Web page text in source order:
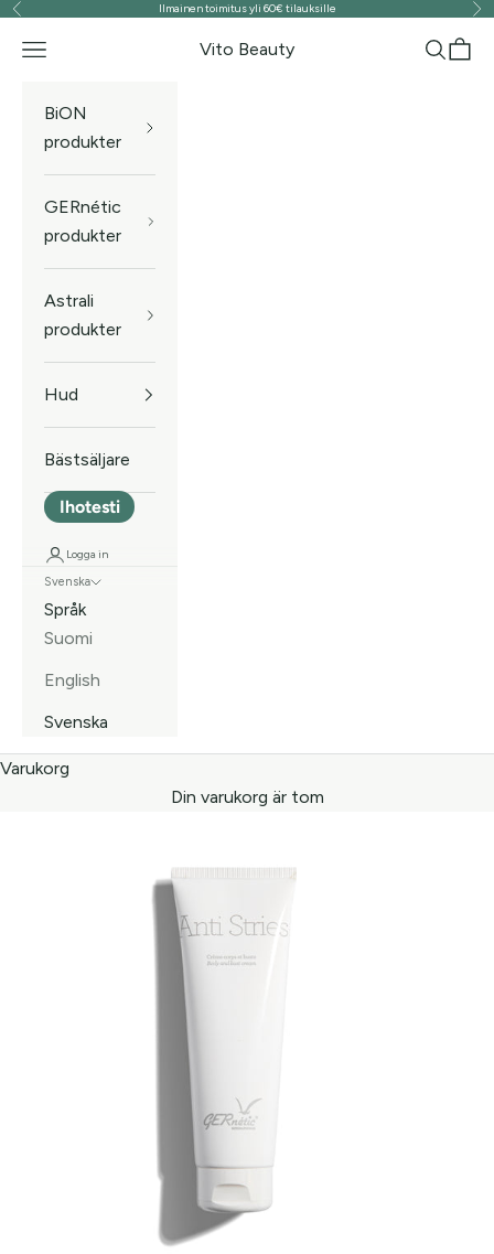
Hoppa till innehållet
Föregående Ilmainen toimitus yli 60€ tilauksille
Vito Beauty
Meny Sök
BiON
produkter
GERnétic
produkter
Astrali
produkter
Hud
Bästsäljare
Ihotesti
Logga in
Svenska
Språk
Suomi
English
Svenska
Varukorg
Din varukorg är tom